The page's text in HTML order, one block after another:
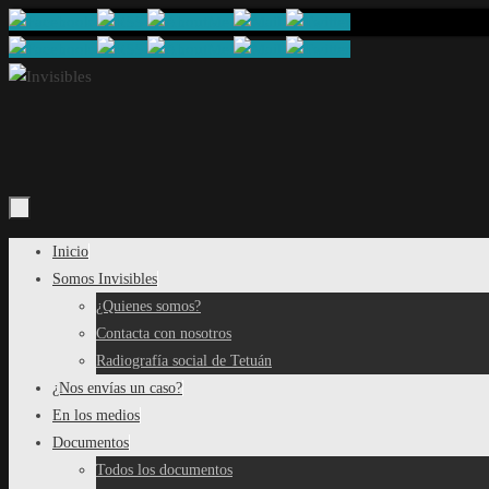
Saltar
al
contenido
Saltar
Inicio
Somos Invisibles
¿Quienes somos?
Contacta con nosotros
Radiografía social de Tetuán
¿Nos envías un caso?
En los medios
Documentos
Todos los documentos